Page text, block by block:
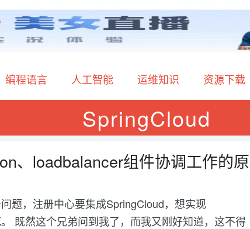
编程语言 人工智能 运维知识 资源下载
SpringCloud
、loadbalancer组件协调工作的原
题，注册中心要集成SpringCloud，想实现
既然这个兄弟问到我了，而我又刚好知道，这不得